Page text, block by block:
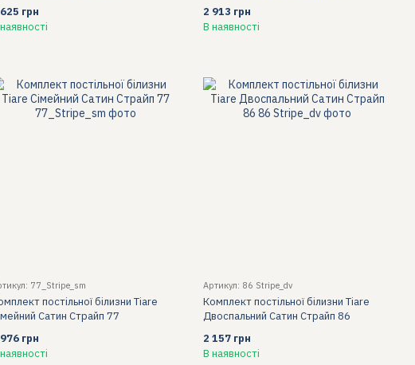
грн
2 913 грн
В наявності
77_Stripe_sm
постільної білизни Tiare
Сатин Страйп 77
грн
Артикул: 86 Stripe_dv
Комплект постільної білизни Tiare
Двоспальний Сатин Страйп 86
2 157 грн
В наявності